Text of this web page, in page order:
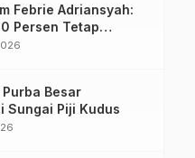
Febrie Adriansyah:
Persen Tetap
Disetop
Besar
Sungai Piji Kudus